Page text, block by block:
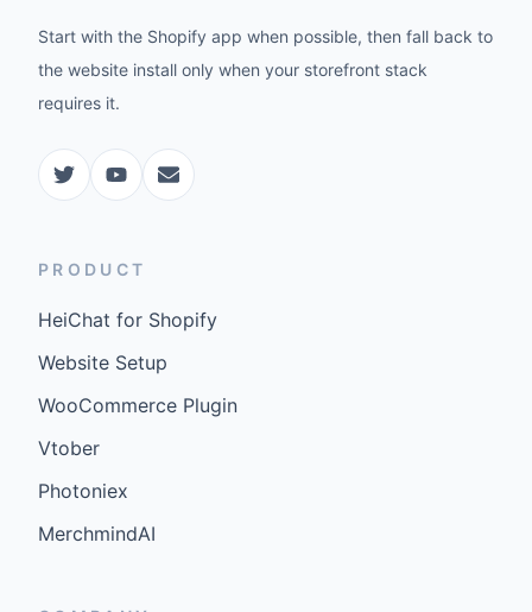
Start with the Shopify app when possible, then fall back to
the website install only when your storefront stack
requires it.
PRODUCT
HeiChat for Shopify
Website Setup
WooCommerce Plugin
Vtober
Photoniex
MerchmindAI